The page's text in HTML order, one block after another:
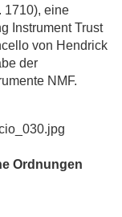
1710), eine
Instrument Trust
von Hendrick
der
NMF.
Ordnungen